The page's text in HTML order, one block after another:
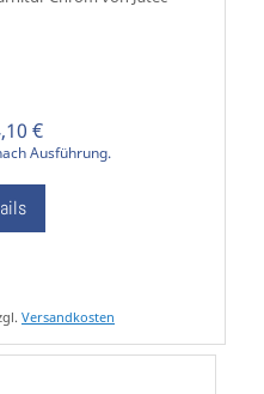
€
Ausführung.
Versandkosten